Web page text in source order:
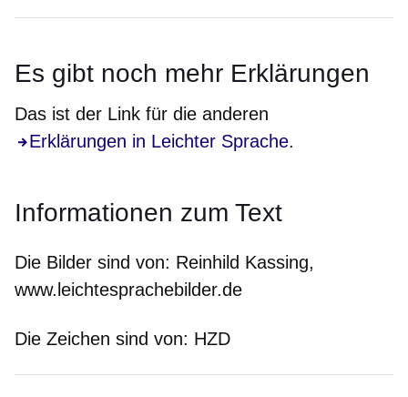
Es gibt noch mehr Erklärungen
Das ist der Link für die anderen
Erklärungen in Leichter Sprache.
Informationen zum Text
Die Bilder sind von: Reinhild Kassing,
www.leichtesprachebilder.de
Die Zeichen sind von: HZD